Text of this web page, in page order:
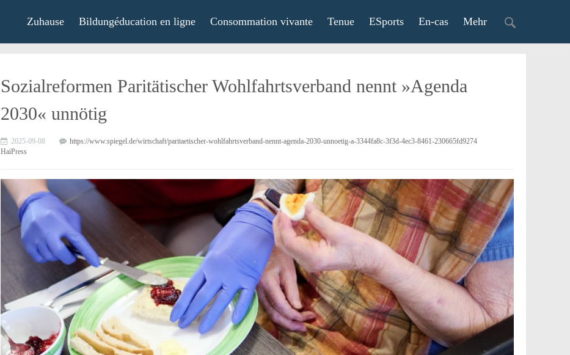
Zuhause Bildungéducation en ligne Consommation vivante Tenue ESports En-cas Mehr
Sozialreformen Paritätischer Wohlfahrtsverband nennt »Agenda
2030« unnötig
2025-09-08
https://www.spiegel.de/wirtschaft/paritaetischer-wohlfahrtsverband-nennt-agenda-2030-unnoetig-a-3344fa8c-3f3d-4ec3-8461-230665fd9274
HaiPress